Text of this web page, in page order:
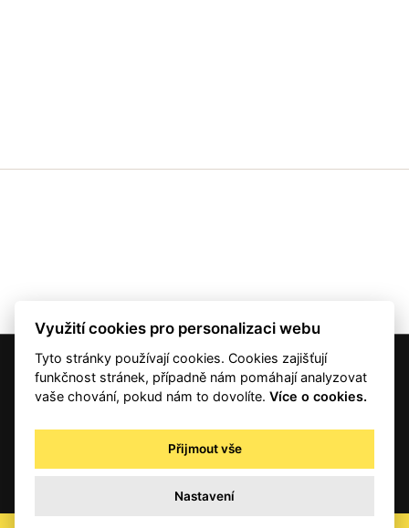
© 2001 — 2026 Copyright CMI News a dodavatelé obsahu. |
Autorská práva
Zpracování osobních údajů - registrovaní a předplatitelé
Zpracování osobních údajů pro novinářské a další účely
Obchodní podmínky
Využití cookies pro personalizaci webu
Tyto stránky používají cookies. Cookies zajišťují
funkčnost stránek, případně nám pomáhají analyzovat
vaše chování, pokud nám to dovolíte.Více o cookies.
Přijmout vše
Nastavení